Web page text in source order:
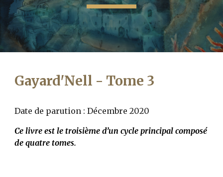
Gayard'Nell - Tome 3
Date de parution : Décembre 2020
Ce livre est le troisième d’un cycle principal composé
de quatre tomes.